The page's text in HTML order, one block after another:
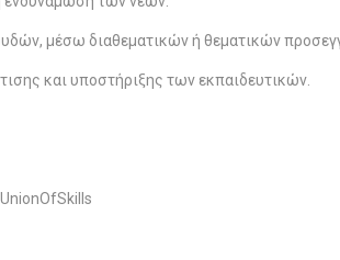
μέσω διαθεματικών ή θεματικών
και υποστήριξης των εκπαιδευτικών.